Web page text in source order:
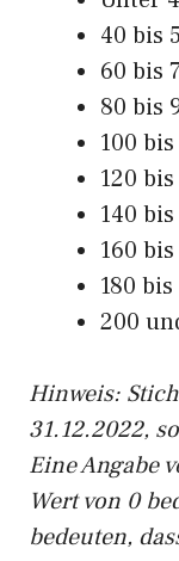
40 bis
60 bis
80 bis
100
120
140
160
180
200
Hinweis:
31.12.2022,
Eine Angabe
Wert von 0
bedeuten,